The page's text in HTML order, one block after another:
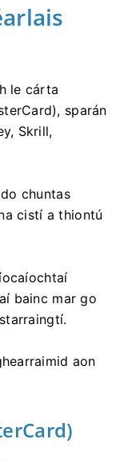
le cárta
sparán
Skrill,
chuntas
cistí a thiontú
bainc mar go
aon